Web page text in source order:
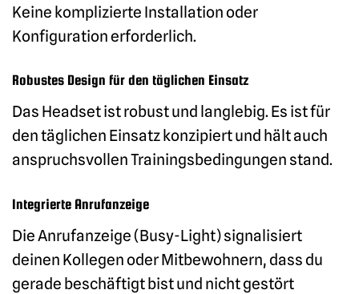
Keine komplizierte Installation oder
Konfiguration erforderlich.
Robustes Design für den täglichen Einsatz
Das Headset ist robust und langlebig. Es ist für
den täglichen Einsatz konzipiert und hält auch
anspruchsvollen Trainingsbedingungen stand.
Integrierte Anrufanzeige
Die Anrufanzeige (Busy-Light) signalisiert
deinen Kollegen oder Mitbewohnern, dass du
gerade beschäftigt bist und nicht gestört